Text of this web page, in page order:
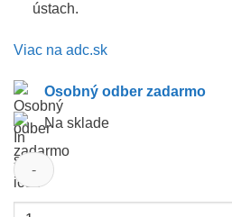
ústach.
Viac na adc.sk
Osobný odber zadarmo
Na sklade
množstvo